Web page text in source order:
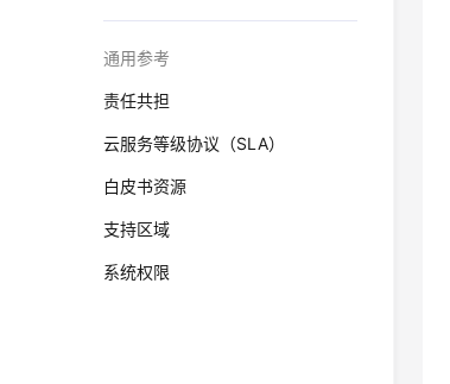
通用参考
责任共担
云服务等级协议（SLA）
白皮书资源
支持区域
系统权限